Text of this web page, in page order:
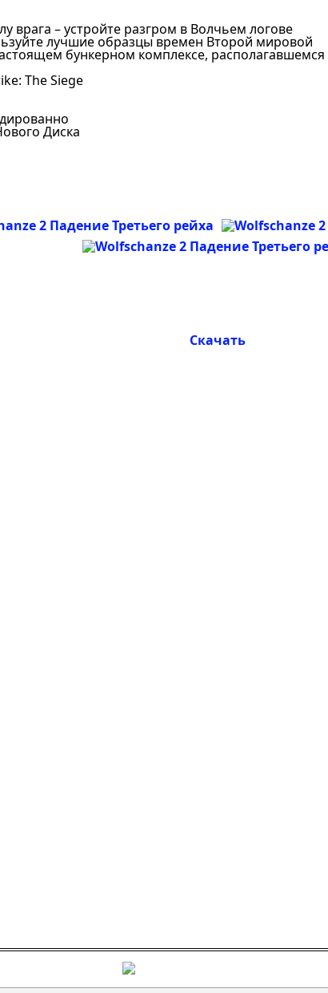
врага – устройте разгром в Волчьем логове
лучшие образцы времен Второй мировой
бункерном комплексе, располагавшемся
The Siege
Диска
Скачать